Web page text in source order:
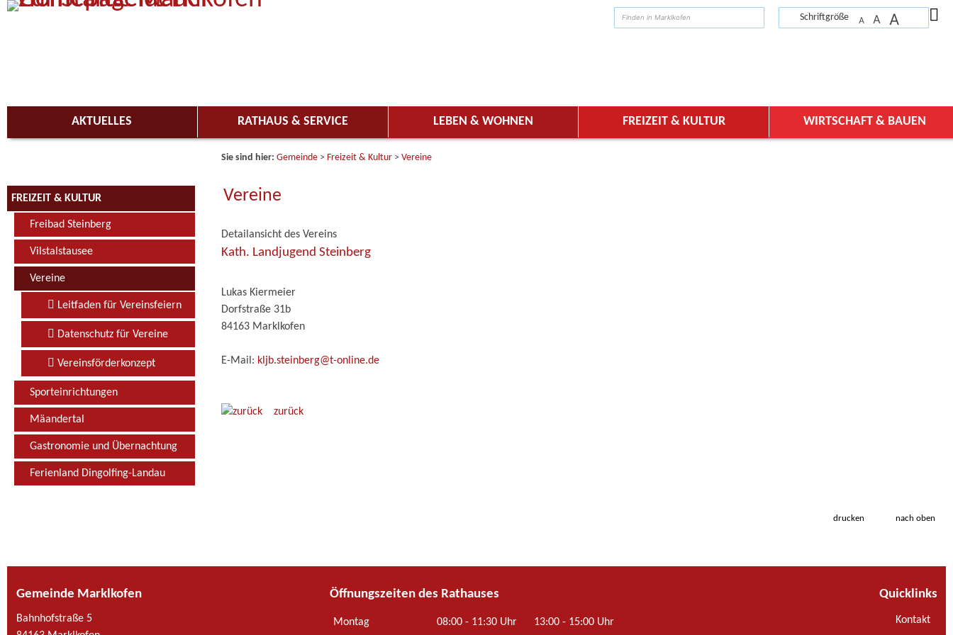
Zum Inhalt, zur Navigationoderzur Startseitespringen.
Schriftgröße A A A
AKTUELLES RATHAUS & SERVICE LEBEN & WOHNEN FREIZEIT & KULTUR WIRTSCHAFT & BAUEN
FREIZEIT & KULTUR
Freibad Steinberg
Vilstalstausee
Vereine
Leitfaden für Vereinsfeiern
Datenschutz für Vereine
Vereinsförderkonzept
Sporteinrichtungen
Mäandertal
Gastronomie und Übernachtung
Ferienland Dingolfing-Landau
Sie sind hier: Gemeinde > Freizeit & Kultur > Vereine
Vereine
Detailansicht des Vereins
Kath. Landjugend Steinberg
Lukas Kiermeier
Dorfstraße 31b
84163 Marklkofen
E-Mail: kljb.steinberg@t-online.de
zurück
drucken nach oben
Gemeinde Marklkofen
Bahnhofstraße 5
Öffnungszeiten des Rathauses
Montag 08:00 - 11:30 Uhr 13:00 - 15:00 Uhr
Quicklinks
Kontakt